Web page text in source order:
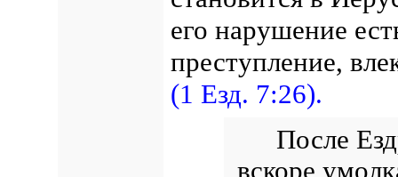
его нарушение
преступление,
(1 Езд. 7:26).
После
вскоре